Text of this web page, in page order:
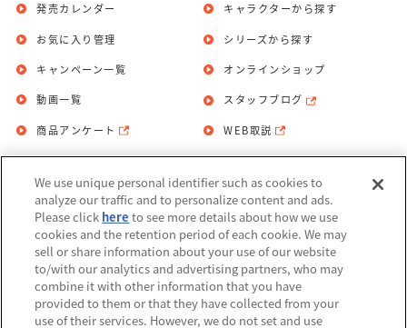
発売カレンダー
お気に入り管理
キャラクターから探す
シリーズから探す
キャンペーン一覧
動画一覧
商品アンケート
オンラインショップ
スタッフブログ
WEB取説
お問い合わせ 個人情報保護方針
利用規約
Do Not Sell or Share My Personal
Information
アレルギー情報
We use unique personal identifier such as cookies to
analyze our traffic and to personalize content and ads.
Please click here to see more details about how we use
cookies and the retention period of each cookie. We may
sell or share information about your use of our website
to/with our analytics and advertising partners, who may
combine it with other information that you have
provided to them or that they have collected from your
use of their services. However, we do not set and use